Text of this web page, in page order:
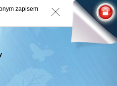
zapisem